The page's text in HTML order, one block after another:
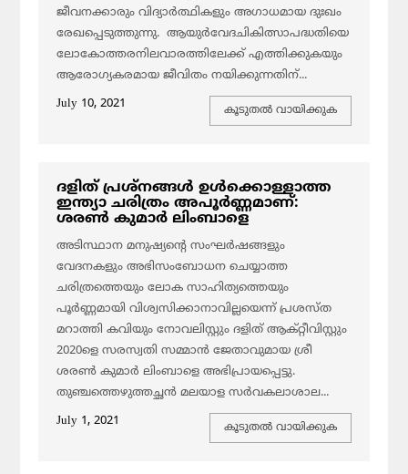
ജീവനക്കാരും വിദ്യാര്‍ത്ഥികളും അഗാധമായ ദുഃഖം
രേഖപ്പെടുത്തുന്നു. ആയുര്‍വേദചികിത്സാപദ്ധതിയെ
ലോകോത്തരനിലവാരത്തിലേക്ക് എത്തിക്കുകയും
ആരോഗ്യകരമായ ജീവിതം നയിക്കുന്നതിന്...
July 10, 2021
കൂടുതല്‍ വായിക്കുക
ദളിത് പ്രശ്നങ്ങൾ ഉൾക്കൊള്ളാത്ത
ഇന്ത്യാ ചരിത്രം അപൂർണ്ണമാണ്:
ശരൺ കുമാർ ലിംബാളെ
അടിസ്ഥാന മനുഷ്യന്റെ സംഘർഷങ്ങളും
വേദനകളും അഭിസംബോധന ചെയ്യാത്ത
ചരിത്രത്തെയും ലോക സാഹിത്യത്തെയും
പൂർണ്ണമായി വിശ്വസിക്കാനാവില്ലയെന്ന് പ്രശസ്ത
മറാത്തി കവിയും നോവലിസ്റ്റും ദളിത് ആക്റ്റീവിസ്റ്റും
2020ളെ സരസ്വതി സമ്മാൻ ജേതാവുമായ ശ്രീ
ശരൺ കുമാർ ലിംബാളെ അഭിപ്രായപ്പെട്ടു.
തുഞ്ചത്തെഴുത്തച്ഛൻ മലയാള സർവകലാശാല...
July 1, 2021
കൂടുതല്‍ വായിക്കുക